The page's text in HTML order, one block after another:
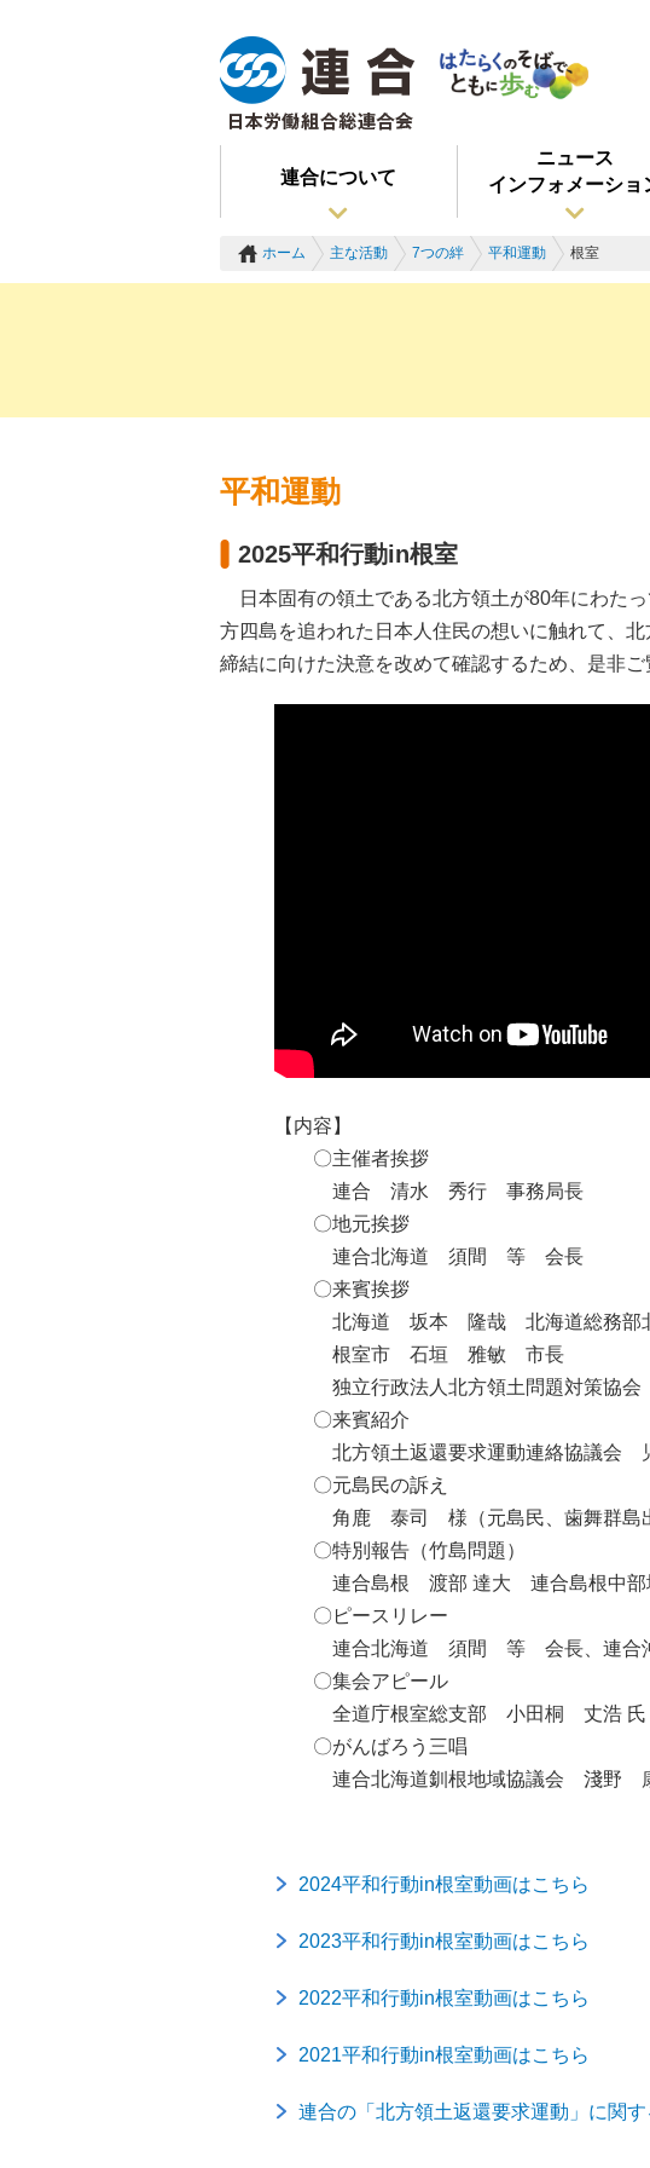
連合について
ニュース
インフォメーショ
ホーム 主な活動 7つの絆 平和運動 根室
平和運動
2025平和行動in根室
日本固有の領土である北方領土が80年にわた
方四島を追われた日本人住民の想いに触れて、
締結に向けた決意を改めて確認するため、是非ご
【内容】
〇主催者挨拶
連合 清水 秀行 事務局長
〇地元挨拶
連合北海道 須間 等 会長
〇来賓挨拶
北海道 坂本 隆哉 北海道総務部
根室市 石垣 雅敏 市長
独立行政法人北方領土問題対策
〇来賓紹介
北方領土返還要求運動連絡協議
〇元島民の訴え
角鹿 泰司 様（元島民、歯舞群島
〇特別報告（竹島問題）
連合島根 渡部 達大 連合島根中部
〇ピースリレー
連合北海道 須間 等 会長、連
〇集会アピール
全道庁根室総支部 小田桐 丈浩 氏
〇がんばろう三唱
連合北海道釧根地域協議会 淺野
2024平和行動in根室動画はこちら
2023平和行動in根室動画はこちら
2022平和行動in根室動画はこちら
2021平和行動in根室動画はこちら
連合の「北方領土返還要求運動」に関